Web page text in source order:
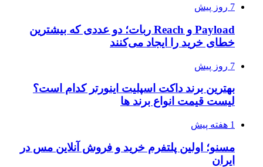
7 روز پیش
Payload و Reach ربات؛ دو عددی که بیشترین
خطای خرید را ایجاد می‌کنند
7 روز پیش
بهترین برند داکت اسپلیت اینورتر کدام است؟
لیست قیمت انواع برند ها
1 هفته پیش
مسنو؛ اولین پلتفرم خرید و فروش آنلاین مس در
ایران